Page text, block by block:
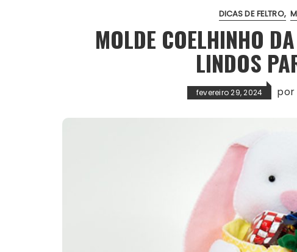
DICAS DE FELTRO
MOLDE COELHINHO
LINDOS
fevereiro 29, 2024 por